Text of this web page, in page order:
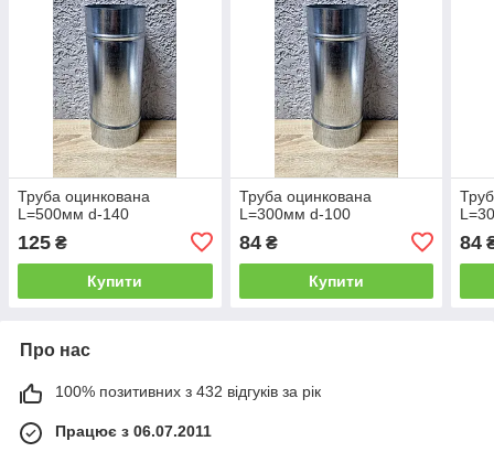
Труба оцинкована
L=500мм d-140
125 ₴
Купити
Труба оцинкована
L=300мм d-100
84₴
Купити
84
Про нас
100% позитивних з 432 відгуків за рік
Працює з 06.07.2011